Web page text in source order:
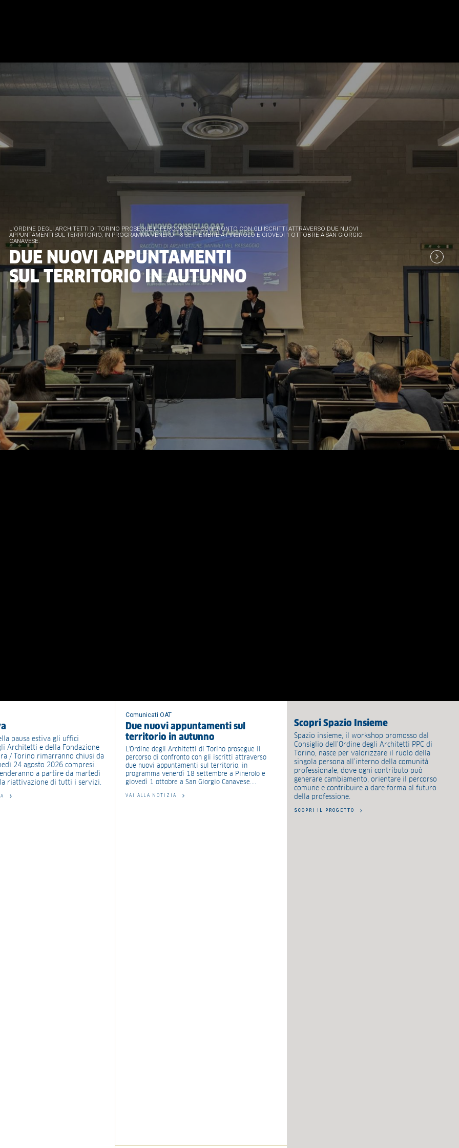
L'ORDINE DEGLI ARCHITETTI DI TORINO PROSEGUE IL PERCORSO DI CONFRONTO CON GLI ISCRITTI ATTRAVERSO DUE NUOVI
APPUNTAMENTI SUL TERRITORIO, IN PROGRAMMA VENERDÌ 18 SETTEMBRE A PINEROLO E GIOVEDÌ 1 OTTOBRE A SAN GIORGIO
CANAVESE.
DUE NUOVI APPUNTAMENTI
SUL TERRITORIO IN AUTUNNO
Scopri Spazio Insieme
Spazio insieme, il workshop promosso dal
Consiglio dell’Ordine degli Architetti PPC di
Torino, nasce per valorizzare il ruolo della
singola persona all’interno della comunità
professionale, dove ogni contributo può
generare cambiamento, orientare il percorso
comune e contribuire a dare forma al futuro
della professione.
SCOPRI IL PROGETTO
pausa estiva gli uffici
Architetti e della Fondazione
/ Torino rimarranno chiusi da
24 agosto 2026 compresi.
a partire da martedì
riattivazione di tutti i servizi.
Comunicati OAT
Due nuovi appuntamenti sul
territorio in autunno
L'Ordine degli Architetti di Torino prosegue il
percorso di confronto con gli iscritti attraverso
due nuovi appuntamenti sul territorio, in
programma venerdì 18 settembre a Pinerolo e
giovedì 1 ottobre a San Giorgio Canavese....
VAI ALLA NOTIZIA